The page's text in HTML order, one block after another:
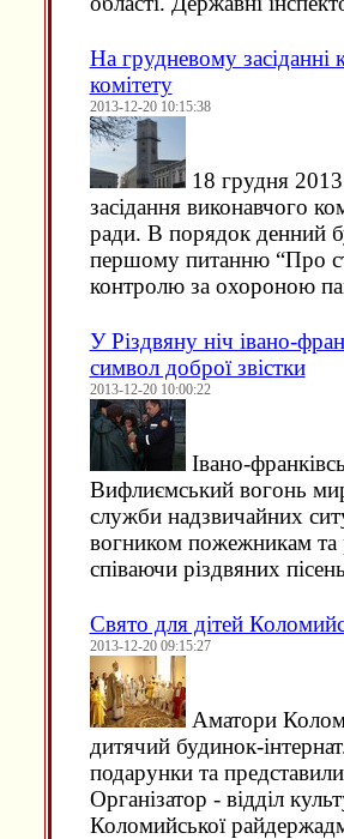
На грудневому засіданні
комітету
2013-12-20 10:15:38
18 грудня 2013
засідання виконавчого
ради. В порядок денний
першому питанню “Про
контролю за охороною
У Різдвяну ніч івано-
символ доброї звістки
2013-12-20 10:00:22
Івано-
Вифлиємський вогонь
служби надзвичайних
вогником пожежникам та
співаючи різдвяних
Свято для дітей
2013-12-20 09:15:27
Аматори
дитячий будинок-
подарунки та
Організатор - відділ
Коломийської